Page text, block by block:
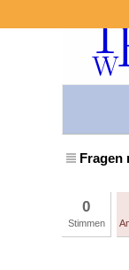
Fragen
0
Stimmen